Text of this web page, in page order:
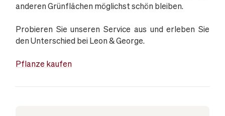
anderen Grünflächen möglichst schön bleiben.
Probieren Sie unseren Service aus und erleben Sie
den Unterschied bei Leon & George.
Pflanze kaufen